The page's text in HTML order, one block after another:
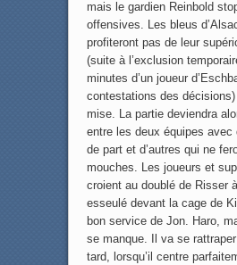
mais le gardien Reinbold
offensives. Les bleus
profiteront pas de leur
(suite à l’exclusion
minutes d’un joueur
contestations des
mise. La partie deviendra
entre les deux équipes avec
de part et d’autres qui ne
mouches. Les joueurs et
croient au doublé de Risser
esseulé devant la cage de
bon service de Jon. Haro,
se manque. Il va se
tard, lorsqu’il centre